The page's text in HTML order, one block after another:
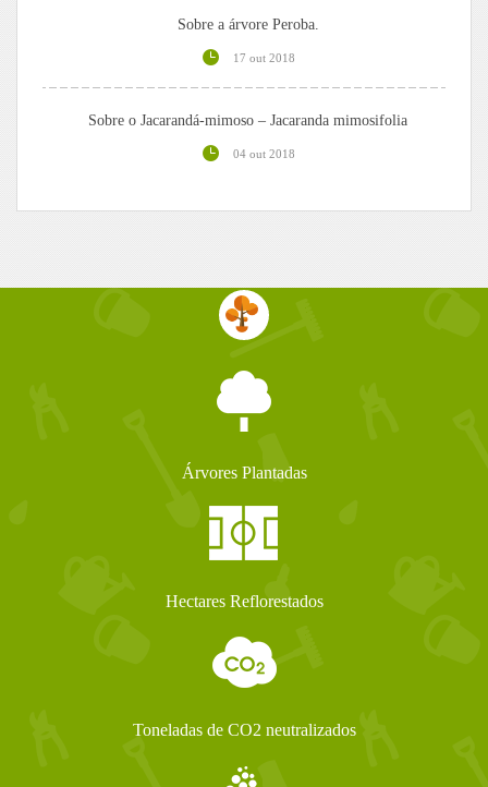
Sobre a árvore Peroba.
17 out 2018
Sobre o Jacarandá-mimoso – Jacaranda mimosifolia
04 out 2018
Árvores Plantadas
Hectares Reflorestados
Toneladas de CO2 neutralizados